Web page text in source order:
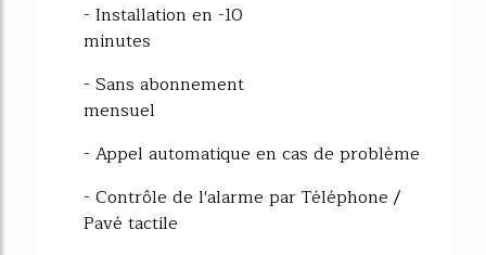
- Installation en -10
minutes
- Sans abonnement
mensuel
- Appel automatique en cas de problème
- Contrôle de l'alarme par Téléphone /
Pavé tactile